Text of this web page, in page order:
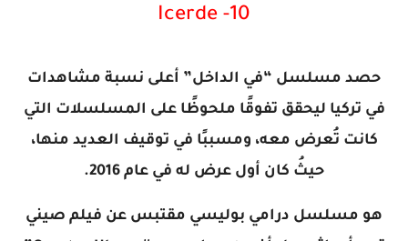
10- Icerde
حصد مسلسل “في الداخل” أعلى نسبة مشاهدات
في تركيا ليحقق تفوقًا ملحوظًا على المسلسلات التي
كانت تُعرض معه، ومسببًا في توقيف العديد منها،
حيثُ كان أول عرض له في عام 2016.
هو مسلسل درامي بوليسي مقتبس عن فيلم صيني